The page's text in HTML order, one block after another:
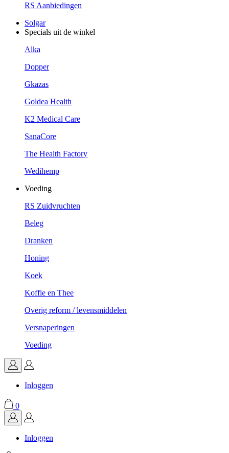
RS Aanbiedingen
Solgar
Specials uit de winkel
Alka
Dopper
Gkazas
Goldea Health
K2 Medical Care
SanaCore
The Health Factory
Wedihemp
Voeding
RS Zuidvruchten
Beleg
Dranken
Honing
Koek
Koffie en Thee
Overig reform / levensmiddelen
Versnaperingen
Voeding
Inloggen
0
Inloggen